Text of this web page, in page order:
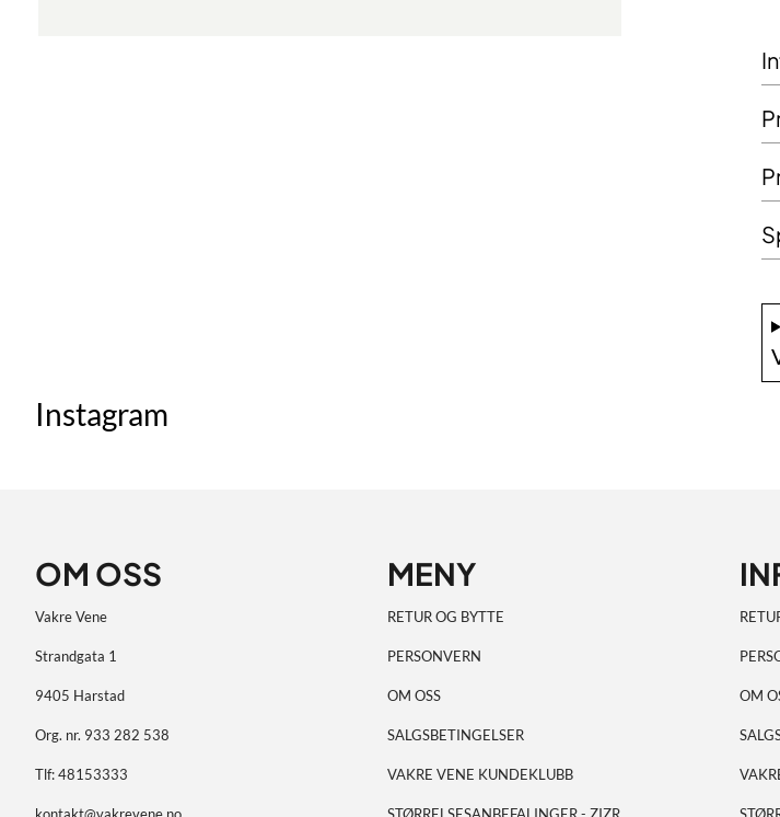
Instagram
OM OSS
Vakre Vene
Strandgata 1
9405 Harstad
Org. nr. 933 282 538
Tlf:48153333
kontakt@vakrevene.no
MENY
RETUR OG BYTTE
PERSONVERN
OM OSS
SALGSBETINGELSER
VAKRE VENE KUNDEKLUBB
STØRRELSESANBEFALINGER - ZIZR
OM